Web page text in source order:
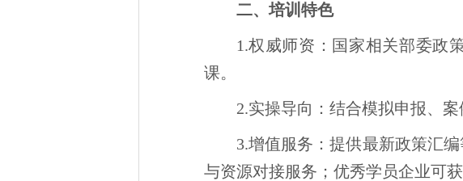
二、培训特色
1.权威师资：国家相关部委政
课。
2.实操导向：结合模拟申报、
3.增值服务：提供最新政策汇
与资源对接服务；优秀学员企业可